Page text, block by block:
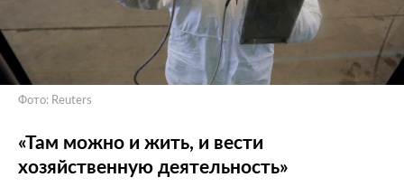
Фото: Reuters
«Там можно и жить, и вести
хозяйственную деятельность»